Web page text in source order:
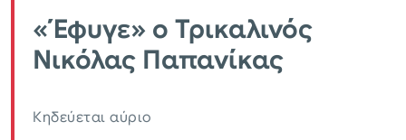
«Έφυγε» o Τρικαλινός
Νικόλας Παπανίκας
Κηδεύεται αύριο